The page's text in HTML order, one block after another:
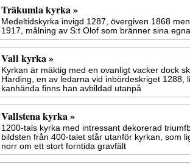
Träkumla kyrka »
Medeltidskyrka invigd 1287, övergiven 1868
1917, målning av S:t Olof som bränner sina
Vall kyrka »
Kyrkan är mäktig med en ovanligt vacker dock
Harding, en av ledarna vid inbördeskriget 1288,
kanhända finns han avbildad utanpå
Vallstena kyrka »
1200-tals kyrka med intressant dekorerad
bildsten från 400-talet står utanför kyrkan, som
norr om ett stort forntida gravfält